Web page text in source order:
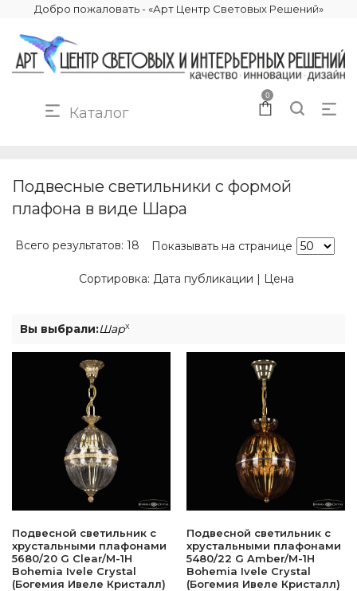
Добро пожаловать - «Арт Центр Световых Решений»
Каталог
0
Подвесные светильники с формой
плафона в виде Шара
Всего результатов: 18 Показывать на странице
Сортировка: Дата публикации | Цена
Вы выбрали:Шарx
Подвесной светильник с
хрустальными плафонами
5680/20 G Clear/M-1H
Bohemia Ivele Crystal
(Богемия Ивеле Кристалл)
Подвесной светильник с
хрустальными плафонами
5480/22 G Amber/M-1H
Bohemia Ivele Crystal
(Богемия Ивеле Кристалл)